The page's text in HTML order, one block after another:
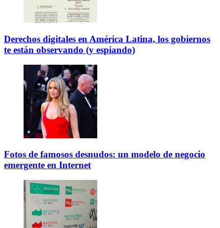
Derechos digitales en América Latina, los gobiernos
te están observando (y espiando)
Fotos de famosos desnudos: un modelo de negocio
emergente en Internet